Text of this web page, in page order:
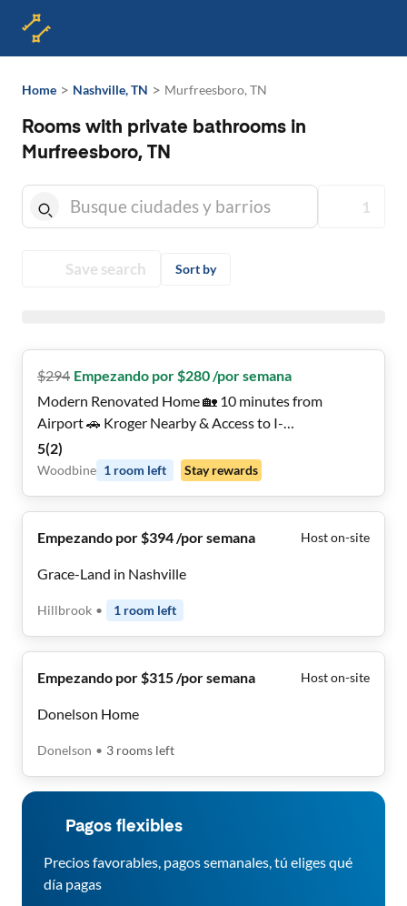
Home > Nashville, TN > Murfreesboro, TN
Rooms with private bathrooms in
Murfreesboro, TN
1
Save search Sort by
$294 Empezando por $280 /por semana
Modern Renovated Home 🏡 10 minutes from
Airport 🚗 Kroger Nearby & Access to I-
24/Thompson Ln
5(2)
Woodbine 1 room left Stay rewards
Empezando por $394 /por semana Host on-site
Grace-Land in Nashville
Hillbrook • 1 room left
Empezando por $315 /por semana Host on-site
Donelson Home
Donelson • 3 rooms left
Pagos flexibles
Precios favorables, pagos semanales, tú eliges qué
día pagas